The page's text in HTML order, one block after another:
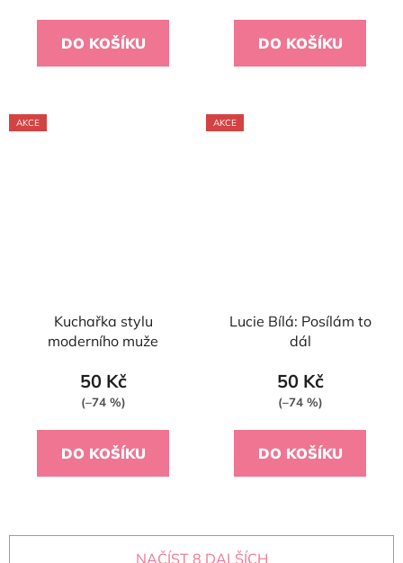
DO KOŠÍKU DO KOŠÍKU
AKCE
Kuchařka stylu
moderního muže
50 Kč
(–74 %)
DO KOŠÍKU
AKCE
Lucie Bílá: Posílám to
dál
50 Kč
(–74 %)
DO KOŠÍKU
NAČÍST 8 DALŠÍCH